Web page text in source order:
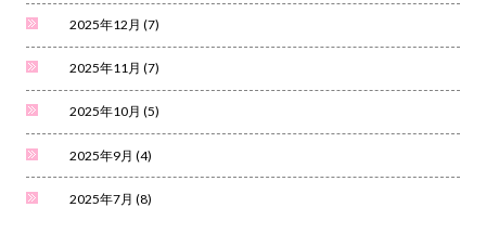
2025年12月 (7)
2025年11月 (7)
2025年10月 (5)
2025年9月 (4)
2025年7月 (8)